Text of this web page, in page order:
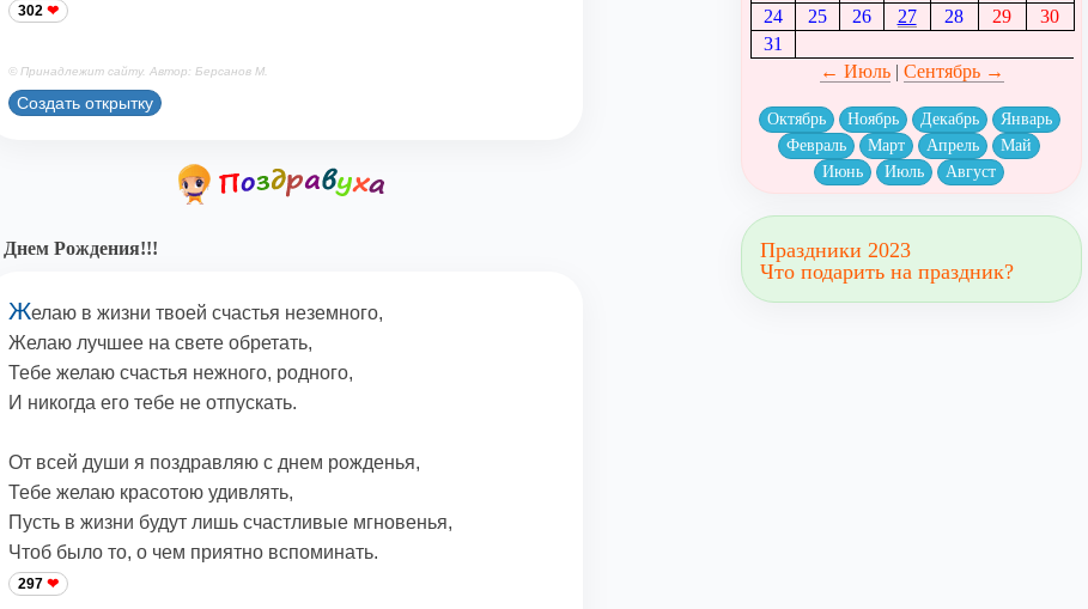
302
© Принадлежит сайту. Автор: Берсанов М.
Создать открытку
Рождения!!!
Желаю в жизни твоей счастья неземного,
Желаю лучшее на свете обретать,
Тебе желаю счастья нежного, родного,
И никогда его тебе не отпускать.
От всей души я поздравляю с днем рожденья,
Тебе желаю красотою удивлять,
Пусть в жизни будут лишь счастливые мгновенья,
Чтоб было то, о чем приятно вспоминать.
297
24
25 26 27 28 29
30
31
← Июль| Сентябрь →
Октябрь Ноябрь Декабрь
Январь
Февраль
Март Апрель
Май
Июнь
Июль Август
Праздники 2023
Что подарить на праздник?